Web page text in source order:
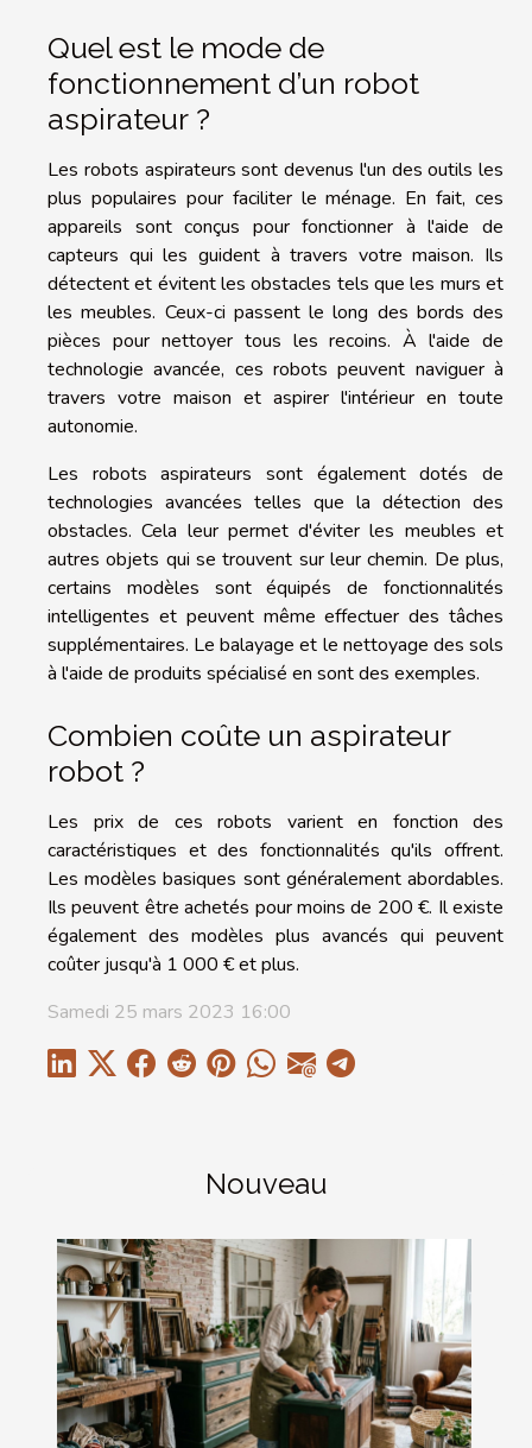
Nouveau
Quel est le mode de
fonctionnement d’un robot
aspirateur ?
Les robots aspirateurs sont devenus l'un des outils les
plus populaires pour faciliter le ménage. En fait, ces
appareils sont conçus pour fonctionner à l'aide de
capteurs qui les guident à travers votre maison. Ils
détectent et évitent les obstacles tels que les murs et
les meubles. Ceux-ci passent le long des bords des
pièces pour nettoyer tous les recoins. À l'aide de
technologie avancée, ces robots peuvent naviguer à
travers votre maison et aspirer l'intérieur en toute
autonomie.
Les robots aspirateurs sont également dotés de
technologies avancées telles que la détection des
obstacles. Cela leur permet d'éviter les meubles et
autres objets qui se trouvent sur leur chemin. De plus,
certains modèles sont équipés de fonctionnalités
intelligentes et peuvent même effectuer des tâches
supplémentaires. Le balayage et le nettoyage des sols
à l'aide de produits spécialisé en sont des exemples.
Combien coûte un aspirateur
robot ?
Les prix de ces robots varient en fonction des
caractéristiques et des fonctionnalités qu'ils offrent.
Les modèles basiques sont généralement abordables.
Ils peuvent être achetés pour moins de 200 €. Il existe
également des modèles plus avancés qui peuvent
coûter jusqu'à 1 000 € et plus.
Samedi 25 mars 2023 16:00